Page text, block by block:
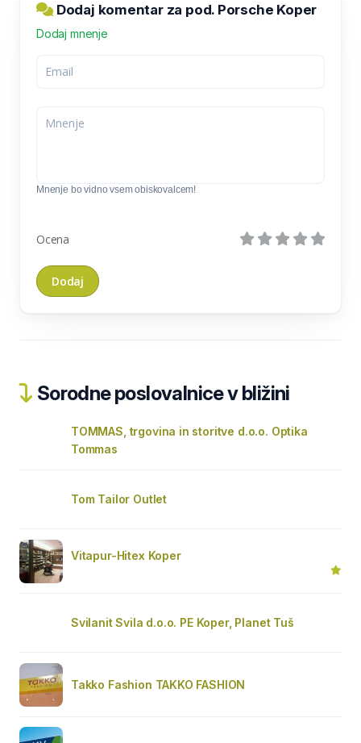
Dodaj komentar za pod. Porsche Koper
Dodaj mnenje
Mnenje bo vidno vsem obiskovalcem!
Ocena
Sorodne poslovalnice v bližini
TOMMAS, trgovina in storitve d.o.o. Optika
Tommas
Tom Tailor Outlet
Vitapur-Hitex Koper
Svilanit Svila d.o.o. PE Koper, Planet Tuš
Takko Fashion TAKKO FASHION